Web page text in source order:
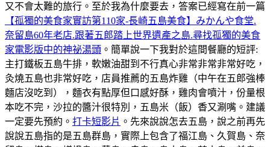
又不會太難的旅行。至於我為什麼要去，答案已經寫在前一篇
【孤獨的美食家實訪第110家-長崎五島美食】みかんや食堂.
奈留島60年老店.跟著五郎踏上世界遺產之島.尋找孤獨的美食
家電影版中的神祕湯頭 。簡單說一下我對於這間餐廳的短評:
主打鐵板五島牛排，軟嫩油甜到不行真心非常非常非常好吃，
灸燒五島也非常好吃，店員推薦的五島炸雞（中午在五郎強棒
麵店沒吃到），麵衣有點厚但口感好酥，雞肉會噴汁，份量根
本吃不完，沙拉的醬汁很特別，五島米（飯）香又涮嘴。建議
一定要先預約。 打卡短影片 。先來說說怎去五島，說之前再先
說說五島指的是五島群島，實際上包含了福江島、久賀島、奈